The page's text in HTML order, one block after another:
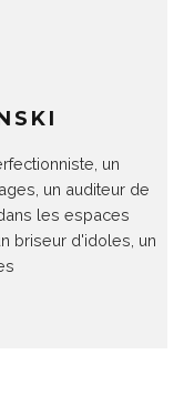
un
un auditeur de
les espaces
briseur d'idoles, un